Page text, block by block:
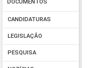
DOCUMENTOS
CANDIDATURAS
LEGISLAÇÃO
PESQUISA